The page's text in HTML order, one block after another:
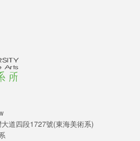
道四段1727號(東海美術系)